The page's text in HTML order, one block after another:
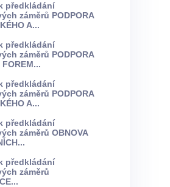
záměrů PODPORA
A...
záměrů PODPORA
záměrů PODPORA
A...
záměrů OBNOVA
záměrů